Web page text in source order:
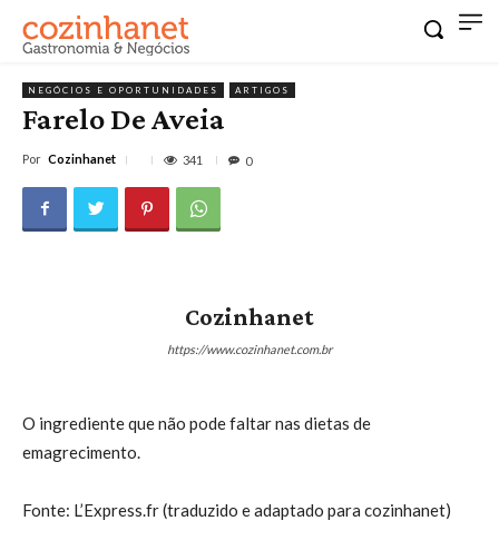
NEGÓCIOS E OPORTUNIDADES ARTIGOS
Farelo De Aveia
Por Cozinhanet 341 0
Cozinhanet
https://www.cozinhanet.com.br
O ingrediente que não pode faltar nas dietas de
emagrecimento.
Fonte: L’Express.fr (traduzido e adaptado para cozinhanet)